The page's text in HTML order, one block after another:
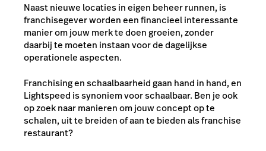
Naast nieuwe locaties in eigen beheer runnen, is
franchisegever worden een financieel interessante
manier om jouw merk te doen groeien, zonder
daarbij te moeten instaan voor de dagelijkse
operationele aspecten.
Franchising en schaalbaarheid gaan hand in hand, en
Lightspeed is synoniem voor schaalbaar. Ben je ook
op zoek naar manieren om jouw concept op te
schalen, uit te breiden of aan te bieden als franchise
restaurant?